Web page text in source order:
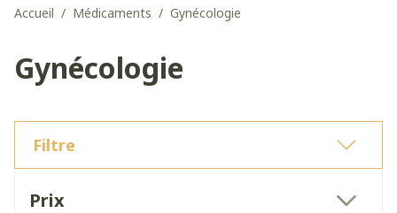
Accueil / Médicaments / Gynécologie
Gynécologie
Filtre
Prix